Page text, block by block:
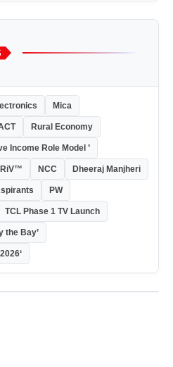
Mica
Rural Economy
Income Role Model ’
NCC Dheeraj Manjheri
PW
TCL Phase 1 TV Launch
the Bay’